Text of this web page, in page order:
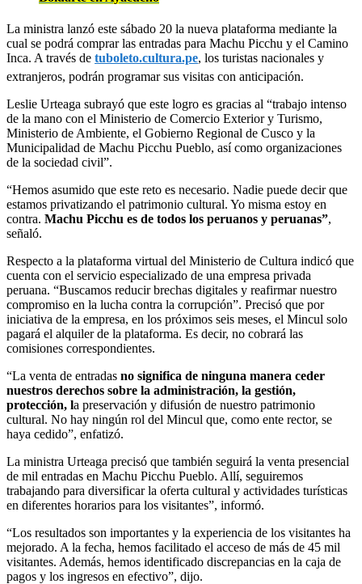
La ministra lanzó este sábado 20 la nueva plataforma mediante la
cual se podrá comprar las entradas para Machu Picchu y el Camino
Inca. A través de tuboleto.cultura.pe, los turistas nacionales y
extranjeros, podrán programar sus visitas con anticipación.
Leslie Urteaga subrayó que este logro es gracias al “trabajo intenso
de la mano con el Ministerio de Comercio Exterior y Turismo,
Ministerio de Ambiente, el Gobierno Regional de Cusco y la
Municipalidad de Machu Picchu Pueblo, así como organizaciones
de la sociedad civil”.
“Hemos asumido que este reto es necesario. Nadie puede decir que
estamos privatizando el patrimonio cultural. Yo misma estoy en
contra. Machu Picchu es de todos los peruanos y peruanas”,
señaló.
Respecto a la plataforma virtual del Ministerio de Cultura indicó que
cuenta con el servicio especializado de una empresa privada
peruana. “Buscamos reducir brechas digitales y reafirmar nuestro
compromiso en la lucha contra la corrupción”. Precisó que por
iniciativa de la empresa, en los próximos seis meses, el Mincul solo
pagará el alquiler de la plataforma. Es decir, no cobrará las
comisiones correspondientes.
“La venta de entradas no significa de ninguna manera ceder
nuestros derechos sobre la administración, la gestión,
protección, la preservación y difusión de nuestro patrimonio
cultural. No hay ningún rol del Mincul que, como ente rector, se
haya cedido”, enfatizó.
La ministra Urteaga precisó que también seguirá la venta presencial
de mil entradas en Machu Picchu Pueblo. Allí, seguiremos
trabajando para diversificar la oferta cultural y actividades turísticas
en diferentes horarios para los visitantes”, informó.
“Los resultados son importantes y la experiencia de los visitantes ha
mejorado. A la fecha, hemos facilitado el acceso de más de 45 mil
visitantes. Además, hemos identificado discrepancias en la caja de
pagos y los ingresos en efectivo”, dijo.